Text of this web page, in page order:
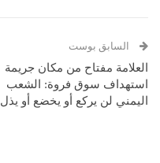
السابق بوست
العلامة مفتاح من مكان جريمة
استهداف سوق فروة: الشعب
اليمني لن يركع أو يخضع أو يذل